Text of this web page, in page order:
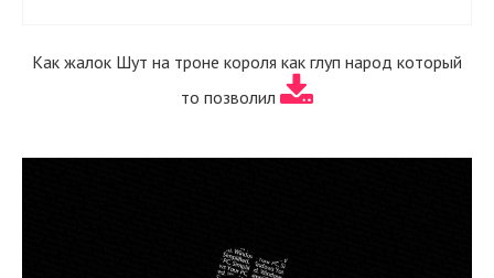
Как жалок Шут на троне короля как глуп народ который
то позволил